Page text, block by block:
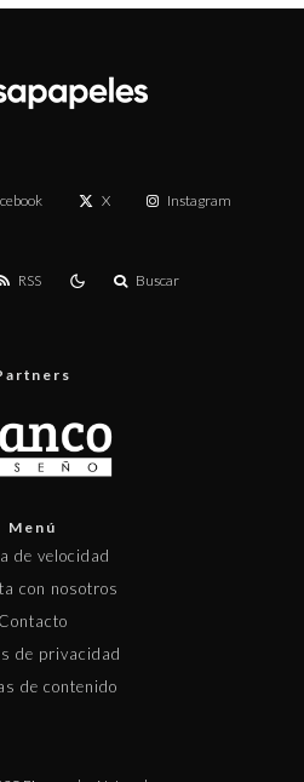
X Instagram
RSS Buscar
Menú
de velocidad
con nosotros
Contacto
de privacidad
de contenido